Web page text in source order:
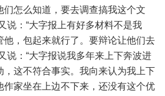
们怎么知道，要去调查搞我这个文
说：“大字报上有好多材料不是我
他，包起来就行了。要辩论让他们去
说：“大字报说我多年来上下奔波进
，这不符合事实。我向来认为我上下
作家坐在上边不下来，还没有这个优